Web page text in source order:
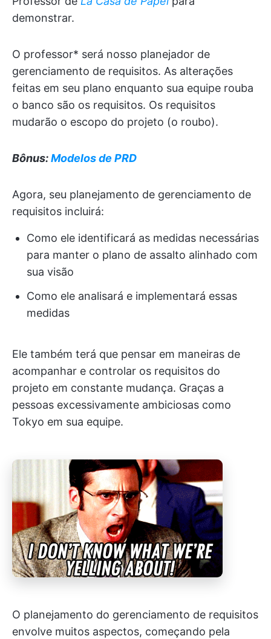
demonstrar.
O professor* será nosso planejador de
gerenciamento de requisitos. As alterações
feitas em seu plano enquanto sua equipe rouba
o banco são os requisitos. Os requisitos
mudarão o escopo do projeto (o roubo).
Bônus:Modelos de PRD
Agora, seu planejamento de gerenciamento de
requisitos incluirá:
Como ele identificará as medidas necessárias
para manter o plano de assalto alinhado com
sua visão
Como ele analisará e implementará essas
medidas
Ele também terá que pensar em maneiras de
acompanhar e controlar os requisitos do
projeto em constante mudança. Graças a
pessoas excessivamente ambiciosas como
Tokyo em sua equipe.
O planejamento do gerenciamento de requisitos
envolve muitos aspectos, começando pela